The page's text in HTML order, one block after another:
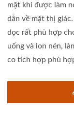
mặt khi được làm
dẫn về mặt thị
dọc rất phù hợp
uống và lon nén,
co tích hợp phù